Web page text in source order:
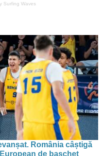
Surfing Waves
România câștigă
de baschet